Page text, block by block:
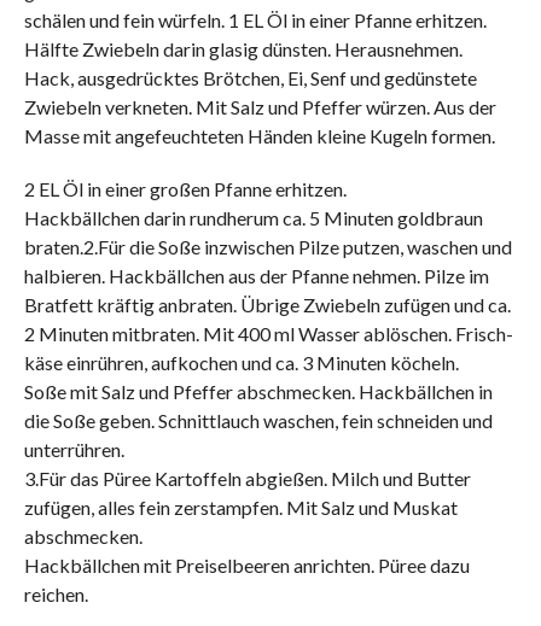
schälen und fein würfeln. 1 EL Öl in einer Pfanne erhitzen.
Hälfte Zwiebeln darin glasig dünsten. Herausnehmen.
Hack, ausgedrücktes Brötchen, Ei, Senf und gedünstete
Zwiebeln verkneten. Mit Salz und Pfeffer würzen. Aus der
Masse mit angefeuchteten Händen kleine Kugeln formen.
2 EL Öl in einer großen Pfanne erhitzen.
Hackbällchen darin rundherum ca. 5 Minuten goldbraun
braten.2.Für die Soße inzwischen Pilze ­putzen, wa­schen und
halbieren. Hackbällchen aus der Pfanne nehmen. Pilze im
Bratfett kräftig anbraten. Übrige Zwiebeln zu­fügen und ca.
2 Minuten mitbraten. Mit 400 ml Wasser ablöschen. Frisch­
käse einrühren, aufkochen und ca. 3 Mi­nuten köcheln.
Soße mit Salz und Pfeffer abschmecken. Hackbällchen in
die Soße geben. Schnittlauch waschen, fein schneiden und
unterrühren.
3.Für das Püree Kartoffeln abgießen. Milch und Butter
zufügen, alles fein zerstampfen. Mit Salz und Muskat
abschmecken.
Hackbällchen mit Preiselbeeren anrichten. Püree dazu
reichen.